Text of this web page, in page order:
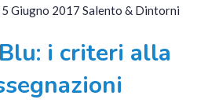
5 Giugno 2017 Salento & Dintorni
i criteri alla